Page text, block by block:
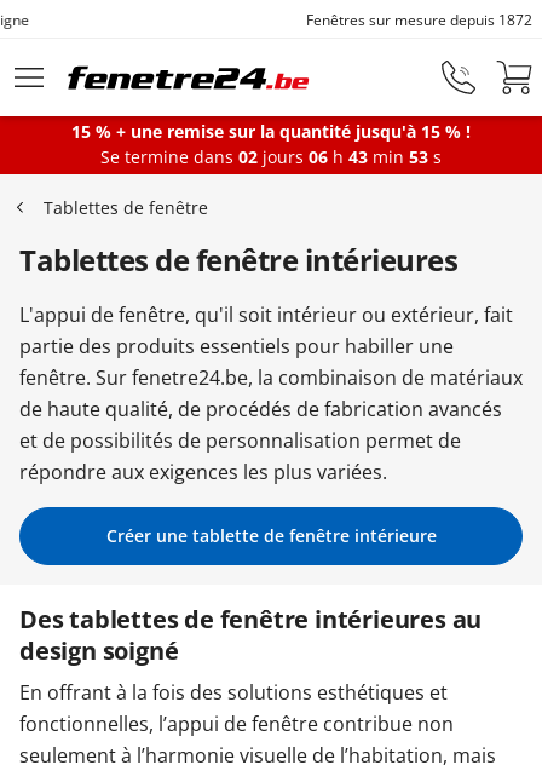
Aller au contenu principal
Fenêtres sur mesure depuis 1872
Fenêtres
Portes-fenêtres
Baies vitrées
Portes d'entrée
Protections solaires
Clôtures et portails
15 % + une remise sur la quantité jusqu'à 15 % !
Se termine dans 02 jours 06 h 43 min 51 s
Tablettes de fenêtre
Tablettes de fenêtre intérieures
L'appui de fenêtre, qu'il soit intérieur ou extérieur, fait
partie des produits essentiels pour habiller une
fenêtre. Sur fenetre24.be, la combinaison de matériaux
de haute qualité, de procédés de fabrication avancés
et de possibilités de personnalisation permet de
répondre aux exigences les plus variées.
Créer une tablette de fenêtre intérieure
Des tablettes de fenêtre intérieures au
design soigné
En offrant à la fois des solutions esthétiques et
fonctionnelles, l’appui de fenêtre contribue non
seulement à l’harmonie visuelle de l’habitation, mais